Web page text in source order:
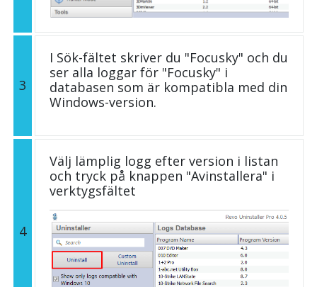
3
I Sök-fältet skriver du "Focusky" och du
ser alla loggar för "Focusky" i
databasen som är kompatibla med din
Windows-version.
4
Välj lämplig logg efter version i listan
och tryck på knappen "Avinstallera" i
verktygsfältet